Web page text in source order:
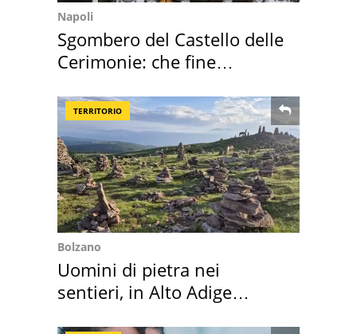
Napoli
Sgombero del Castello delle
Cerimonie: che fine
TERRITORIO
Bolzano
Uomini di pietra nei
sentieri, in Alto Adige